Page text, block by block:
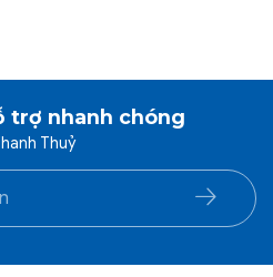
trợ nhanh chóng
Thuỷ